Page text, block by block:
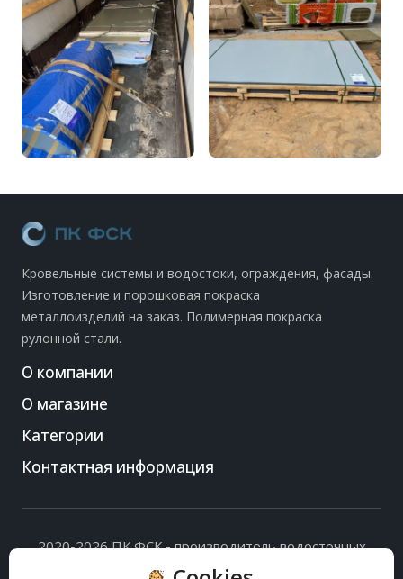
Кровельные системы и водостоки, ограждения, фасады.
Изготовление и порошковая покраска
металлоизделий на заказ. Полимерная покраска
рулонной стали.
О компании
О магазине
Категории
Контактная информация
2020-2026 ПК ФСК - производитель водосточных